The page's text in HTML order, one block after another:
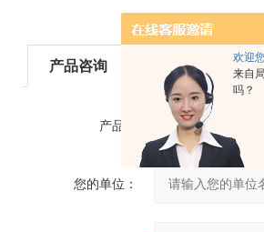
欢迎
来自
吗？
产品咨询
产品：
您的单位：